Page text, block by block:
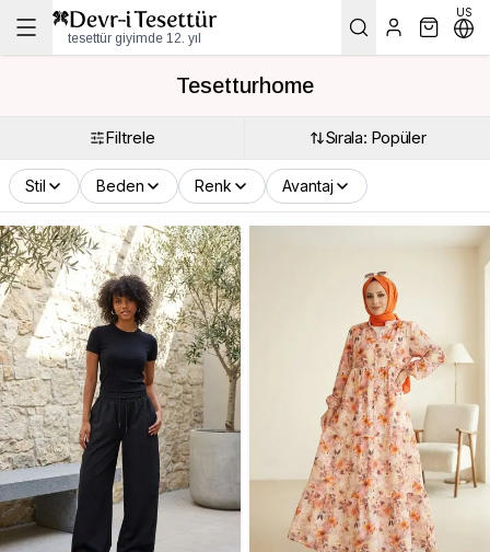
tesettür giyimde 12. yıl
US
Tesetturhome
Filtrele Sırala: Popüler
Stil Beden Renk Avantaj